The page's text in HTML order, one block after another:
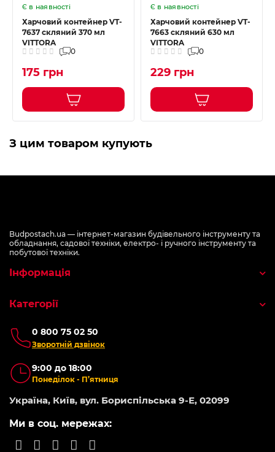
Є в наявності
Харчовий контейнер VT-
7637 скляний 370 мл
VITTORA
0
175 грн
Є в наявності
Харчовий контейнер VT-
7663 скляний 630 мл
VITTORA
0
229 грн
З цим товаром купують
Budpostach.ua — інтернет-магазин будівельного інструменту та
обладнання, садової техніки, електро- і ручного інструменту та
побутової техніки.
0 800 75 02 50
Зворотній дзвінок
9:00 до 18:00
Понеділок - П’ятниця
Україна, Київ, вул. Бориспільська 9-Е, 02099
Ми в соц. мережах:
Інформація
Категорії